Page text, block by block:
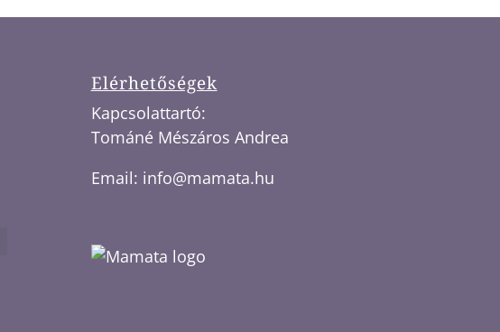
Elérhetőségek
Kapcsolattartó:
Tománé Mészáros Andrea
Email: info@mamata.hu